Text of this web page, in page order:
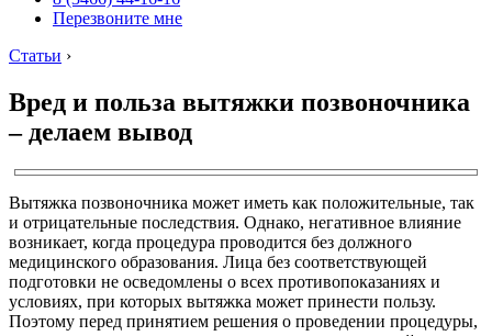
Перезвоните мне
Статьи ›
Вред и польза вытяжки позвоночника
– делаем вывод
Вытяжка позвоночника может иметь как положительные, так
и отрицательные последствия. Однако, негативное влияние
возникает, когда процедура проводится без должного
медицинского образования. Лица без соответствующей
подготовки не осведомлены о всех противопоказаниях и
условиях, при которых вытяжка может принести пользу.
Поэтому перед принятием решения о проведении процедуры,